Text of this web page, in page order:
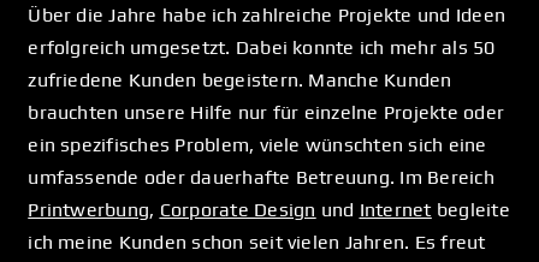
Über die Jahre habe ich zahlreiche Projekte und Ideen
erfolgreich umgesetzt. Dabei konnte ich mehr als 50
zufriedene Kunden begeistern. Manche Kunden
brauchten unsere Hilfe nur für einzelne Projekte oder
ein spezifisches Problem, viele wünschten sich eine
umfassende oder dauerhafte Betreuung. Im Bereich
Printwerbung, Corporate Design und Internetbegleite
ich meine Kunden schon seit vielen Jahren. Es freut